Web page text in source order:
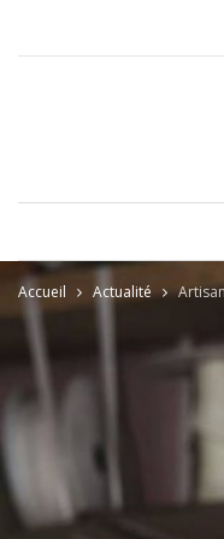
Accueil Actualité